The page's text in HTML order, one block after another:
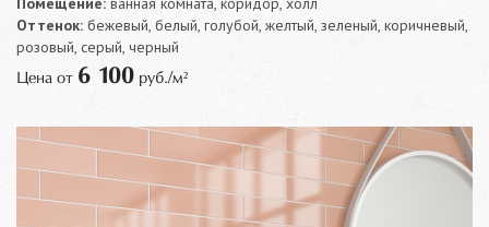
Оттенок: бежевый, белый, голубой, желтый, зеленый, коричневый,
розовый, серый, черный
Цена от 6 100 руб./м²